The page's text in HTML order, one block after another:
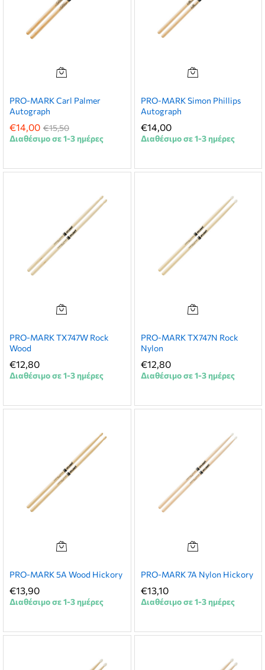
PRO-MARK Carl Palmer
Autograph
€14,00 €15,50
Διαθέσιμο σε 1-3 ημέρες
PRO-MARK Simon Phillips
Autograph
€14,00
Διαθέσιμο σε 1-3 ημέρες
PRO-MARK TX747W Rock
Wood
€12,80
Διαθέσιμο σε 1-3 ημέρες
PRO-MARK TX747N Rock
Nylon
€12,80
Διαθέσιμο σε 1-3 ημέρες
PRO-MARK 5A Wood Hickory
€13,90
Διαθέσιμο σε 1-3 ημέρες
PRO-MARK 7A Nylon Hickory
€13,10
Διαθέσιμο σε 1-3 ημέρες